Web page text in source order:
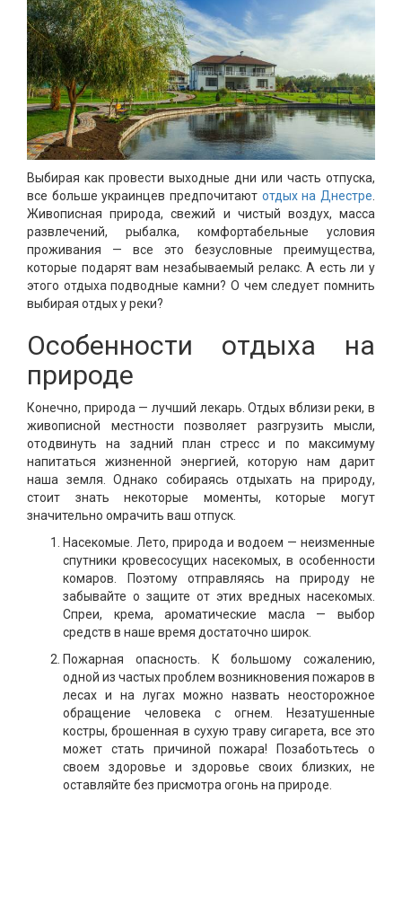
Выбирая как провести выходные дни или часть отпуска,
все больше украинцев предпочитают отдых на Днестре.
Живописная природа, свежий и чистый воздух, масса
развлечений, рыбалка, комфортабельные условия
проживания — все это безусловные преимущества,
которые подарят вам незабываемый релакс. А есть ли у
этого отдыха подводные камни? О чем следует помнить
выбирая отдых у реки?
Особенности отдыха на
природе
Конечно, природа — лучший лекарь. Отдых вблизи реки, в
живописной местности позволяет разгрузить мысли,
отодвинуть на задний план стресс и по максимуму
напитаться жизненной энергией, которую нам дарит
наша земля. Однако собираясь отдыхать на природу,
стоит знать некоторые моменты, которые могут
значительно омрачить ваш отпуск.
Насекомые. Лето, природа и водоем — неизменные
спутники кровесосущих насекомых, в особенности
комаров. Поэтому отправляясь на природу не
забывайте о защите от этих вредных насекомых.
Спреи, крема, ароматические масла — выбор
средств в наше время достаточно широк.
Пожарная опасность. К большому сожалению,
одной из частых проблем возникновения пожаров в
лесах и на лугах можно назвать неосторожное
обращение человека с огнем. Незатушенные
костры, брошенная в сухую траву сигарета, все это
может стать причиной пожара! Позаботьтесь о
своем здоровье и здоровье своих близких, не
оставляйте без присмотра огонь на природе.